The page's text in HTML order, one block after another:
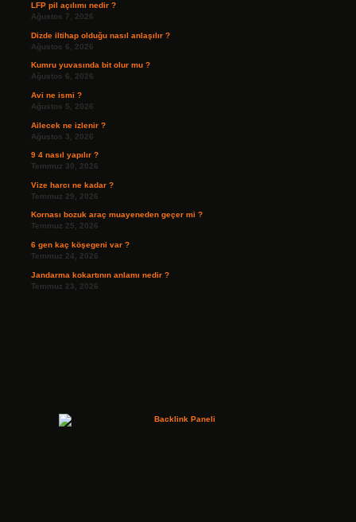
LFP pil açılımı nedir ?
Ağustos 7, 2026
Dizde iltihap olduğu nasıl anlaşılır ?
Ağustos 6, 2026
Kumru yuvasında bit olur mu ?
Ağustos 6, 2026
Avi ne ismi ?
Ağustos 5, 2026
Ailecek ne izlenir ?
Ağustos 3, 2026
9 4 nasıl yapılır ?
Temmuz 30, 2026
Vize harcı ne kadar ?
Temmuz 29, 2026
Kornası bozuk araç muayeneden geçer mi ?
Temmuz 25, 2026
6 gen kaç köşegeni var ?
Temmuz 24, 2026
Jandarma kokartının anlamı nedir ?
Temmuz 23, 2026